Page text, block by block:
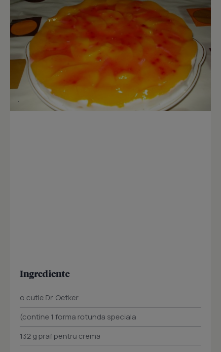
Ingrediente
o cutie Dr. Oetker
(contine 1 forma rotunda speciala
132 g praf pentru crema